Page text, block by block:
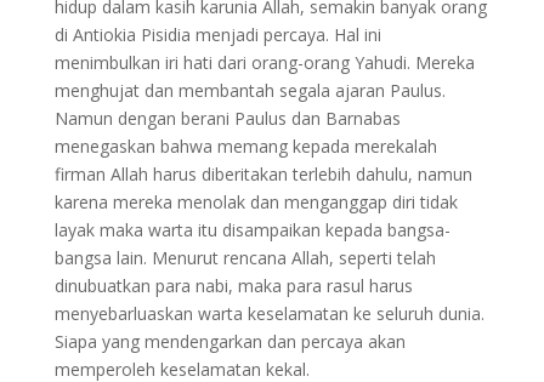
hidup dalam kasih karunia Allah, semakin banyak orang
di Antiokia Pisidia menjadi percaya. Hal ini
menimbulkan iri hati dari orang-orang Yahudi. Mereka
menghujat dan membantah segala ajaran Paulus.
Namun dengan berani Paulus dan Barnabas
menegaskan bahwa memang kepada merekalah
firman Allah harus diberitakan terlebih dahulu, namun
karena mereka menolak dan menganggap diri tidak
layak maka warta itu disampaikan kepada bangsa-
bangsa lain. Menurut rencana Allah, seperti telah
dinubuatkan para nabi, maka para rasul harus
menyebarluaskan warta keselamatan ke seluruh dunia.
Siapa yang mendengarkan dan percaya akan
memperoleh keselamatan kekal.